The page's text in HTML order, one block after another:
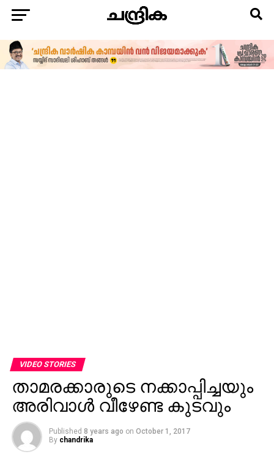
VIDEO STORIES
താമരക്കാരുടെ നക്കാപ്പിച്ചയും
അരിവാള്‍ വീഴേണ്ട കുടവും
Published 8 years ago on October 1, 2017
By chandrika